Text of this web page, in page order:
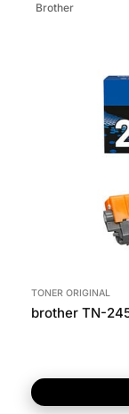
Brother
TONER ORIGINAL